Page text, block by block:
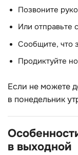
Позвоните
Или отправьте
Сообщите, что
Продиктуйте
Если не можете
в понедельник
в выходной